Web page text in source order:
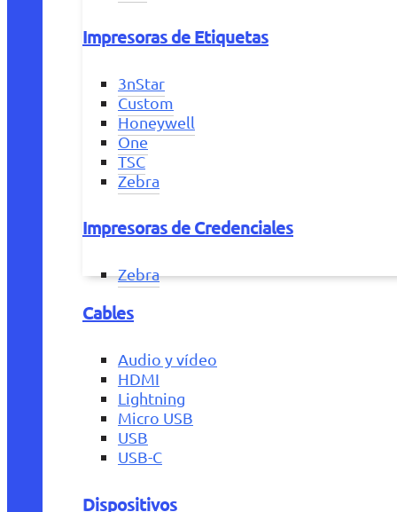
Impresoras de Etiquetas
3nStar
Custom
Honeywell
One
TSC
Zebra
Impresoras de Credenciales
Zebra
Cables
Audio y vídeo
HDMI
Lightning
Micro USB
USB
USB-C
Dispositivos